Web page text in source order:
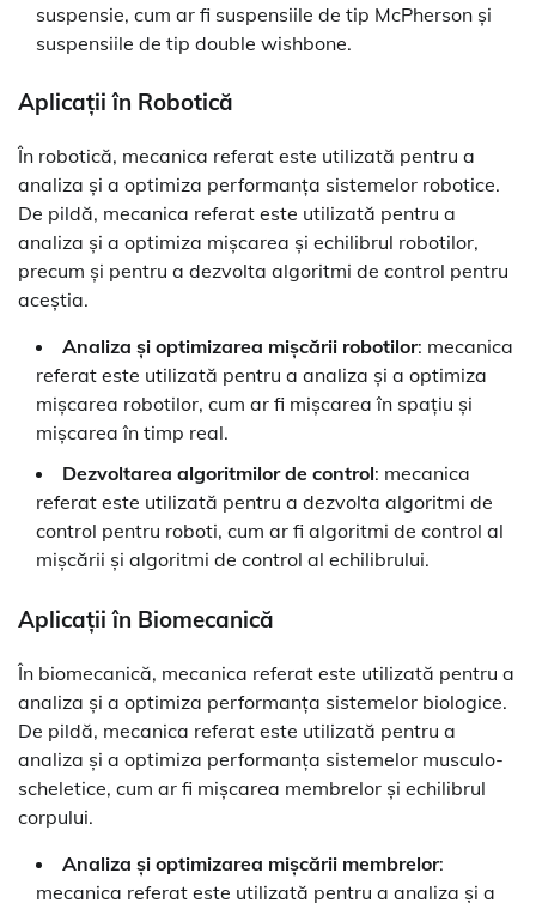
suspensie, cum ar fi suspensiile de tip McPherson și
suspensiile de tip double wishbone.
Aplicații în Robotică
În robotică, mecanica referat este utilizată pentru a
analiza și a optimiza performanța sistemelor robotice.
De pildă, mecanica referat este utilizată pentru a
analiza și a optimiza mișcarea și echilibrul robotilor,
precum și pentru a dezvolta algoritmi de control pentru
aceștia.
Analiza și optimizarea mișcării robotilor: mecanica
referat este utilizată pentru a analiza și a optimiza
mișcarea robotilor, cum ar fi mișcarea în spațiu și
mișcarea în timp real.
Dezvoltarea algoritmilor de control: mecanica
referat este utilizată pentru a dezvolta algoritmi de
control pentru roboti, cum ar fi algoritmi de control al
mișcării și algoritmi de control al echilibrului.
Aplicații în Biomecanică
În biomecanică, mecanica referat este utilizată pentru a
analiza și a optimiza performanța sistemelor biologice.
De pildă, mecanica referat este utilizată pentru a
analiza și a optimiza performanța sistemelor musculo-
scheletice, cum ar fi mișcarea membrelor și echilibrul
corpului.
Analiza și optimizarea mișcării membrelor:
mecanica referat este utilizată pentru a analiza și a